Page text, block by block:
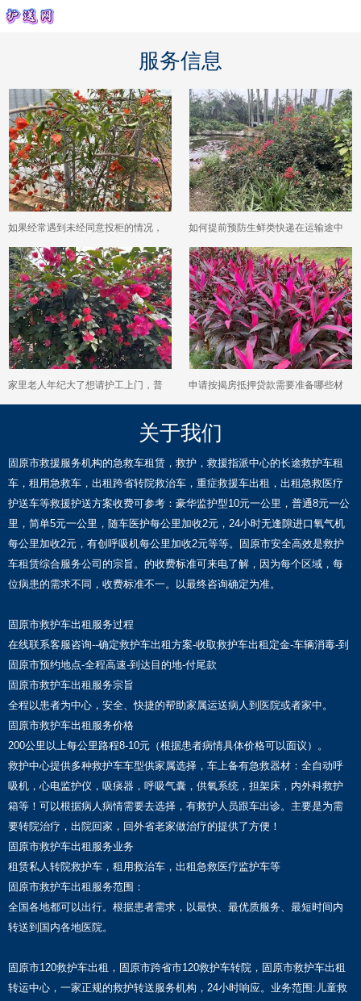
服务信息
如果经常遇到未经同意投柜的情况，
长期来看有哪些应对策略？
如何提前预防生鲜类快递在运输途中
损坏变质并明确售后标准？
家里老人年纪大了想请护工上门，普
通家庭到底该怎么挑才能不踩坑？
申请按揭房抵押贷款需要准备哪些材
料？详细清单助你通关
关于我们
固原市救援服务机构的急救车租赁，救护，救援指派中心的长途救护车租
车，租用急救车，出租跨省转院救治车，重症救援车出租，出租急救医疗
护送车等救援护送方案收费可参考：豪华监护型10元一公里，普通8元一公
里，简单5元一公里，随车医护每公里加收2元，24小时无逢隙进口氧气机
每公里加收2元，有创呼吸机每公里加收2元等等。固原市安全高效是救护
车租赁综合服务公司的宗旨。的收费标准可来电了解，因为每个区域，每
位病患的需求不同，收费标准不一。以最终咨询确定为准。
固原市救护车出租服务过程
在线联系客服咨询--确定救护车出租方案-收取救护车出租定金-车辆消毒-到
固原市预约地点-全程高速-到达目的地-付尾款
固原市救护车出租服务宗旨
全程以患者为中心，安全、快捷的帮助家属运送病人到医院或者家中。
固原市救护车出租服务价格
200公里以上每公里路程8-10元（根据患者病情具体价格可以面议）。
救护中心提供多种救护车车型供家属选择，车上备有急救器材：全自动呼
吸机，心电监护仪，吸痰器，呼吸气囊，供氧系统，担架床，内外科救护
箱等！可以根据病人病情需要去选择，有救护人员跟车出诊。主要是为需
要转院治疗，出院回家，回外省老家做治疗的提供了方便！
固原市救护车出租服务业务
租赁私人转院救护车，租用救治车，出租急救医疗监护车等
固原市救护车出租服务范围：
全国各地都可以出行。根据患者需求，以最快、最优质服务、最短时间内
转送到国内各地医院。
固原市120救护车出租，固原市跨省市120救护车转院，固原市救护车出租
转运中心，一家正规的救护转送服务机构，24小时响应。业务范围:儿童救